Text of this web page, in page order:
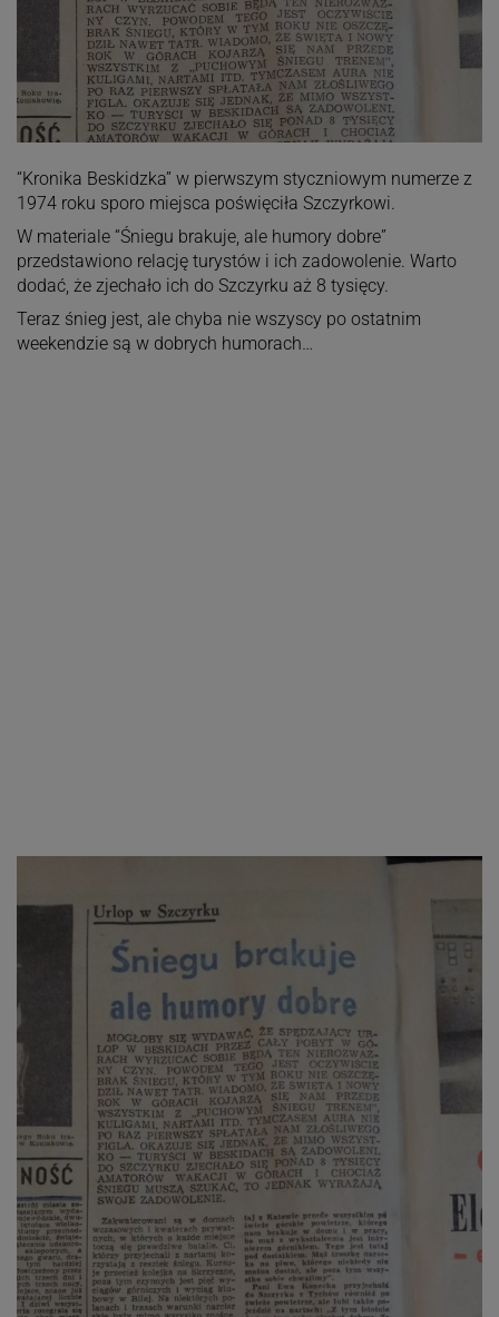
“Kronika Beskidzka” w pierwszym styczniowym numerze z
1974 roku sporo miejsca poświęciła Szczyrkowi.
W materiale “Śniegu brakuje, ale humory dobre”
przedstawiono relację turystów i ich zadowolenie. Warto
dodać, że zjechało ich do Szczyrku aż 8 tysięcy.
Teraz śnieg jest, ale chyba nie wszyscy po ostatnim
weekendzie są w dobrych humorach…